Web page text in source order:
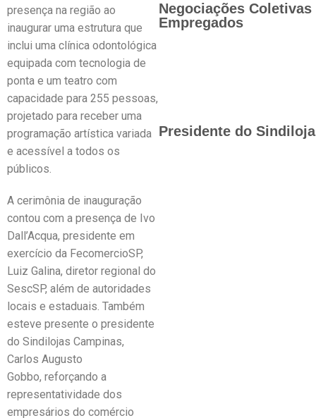
presença na região ao
inaugurar uma estrutura que
inclui uma clínica odontológica
equipada com tecnologia de
ponta e um teatro com
capacidade para 255 pessoas,
projetado para receber uma
programação artística variada
e acessível a todos os
públicos.
A cerimônia de inauguração
contou com a presença de Ivo
Dall’Acqua, presidente em
exercício da FecomercioSP,
Luiz Galina, diretor regional do
SescSP, além de autoridades
locais e estaduais. Também
esteve presente o presidente
do Sindilojas Campinas,
Carlos Augusto
Gobbo, reforçando a
representatividade dos
empresários do comércio
Negociações
Empregados
Presidente do